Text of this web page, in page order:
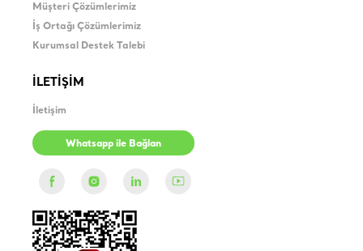
Müşteri Çözümlerimiz
İş Ortağı Çözümlerimiz
Kurumsal Destek Talebi
İLETİŞİM
İletişim
Whatsapp ile Bağlan